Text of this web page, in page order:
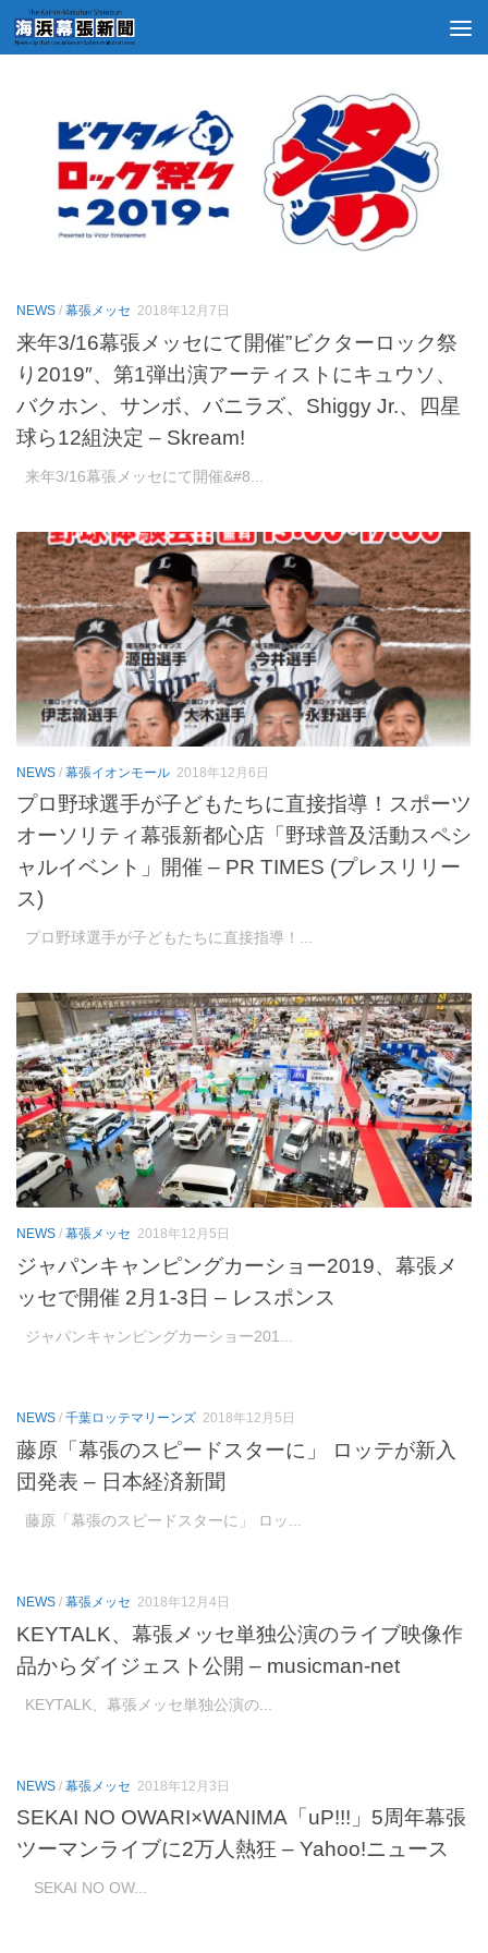
タグ:幕張 – GOOGLE NEWS
NEWS / 幕張メッセ 2018年12月7日
来年3/16幕張メッセにて開催”ビクターロック祭
り2019″、第1弾出演アーティストにキュウソ、
バクホン、サンボ、バニラズ、Shiggy Jr.、四星
球ら12組決定 – Skream!
来年3/16幕張メッセにて開催&#8...
NEWS / 幕張イオンモール 2018年12月6日
プロ野球選手が子どもたちに直接指導！スポーツ
オーソリティ幕張新都心店「野球普及活動スペシ
ャルイベント」開催 – PR TIMES (プレスリリー
ス)
プロ野球選手が子どもたちに直接指導！...
NEWS / 幕張メッセ 2018年12月5日
ジャパンキャンピングカーショー2019、幕張メ
ッセで開催 2月1-3日 – レスポンス
ジャパンキャンピングカーショー201...
NEWS / 千葉ロッテマリーンズ 2018年12月5日
藤原「幕張のスピードスターに」 ロッテが新入
団発表 – 日本経済新聞
藤原「幕張のスピードスターに」 ロッ...
NEWS / 幕張メッセ 2018年12月4日
KEYTALK、幕張メッセ単独公演のライブ映像作
品からダイジェスト公開 – musicman-net
KEYTALK、幕張メッセ単独公演の...
NEWS / 幕張メッセ 2018年12月3日
SEKAI NO OWARI×WANIMA「uP!!!」5周年幕張
ツーマンライブに2万人熱狂 – Yahoo!ニュース
SEKAI NO OW...